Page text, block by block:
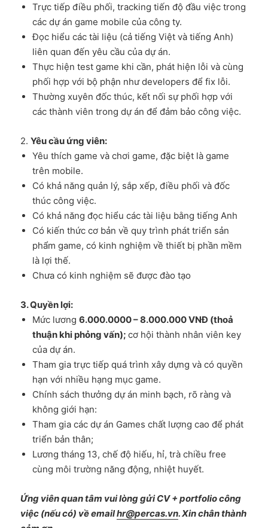
Trực tiếp điều phối, tracking tiến độ đầu việc trong
các dự án game mobile của công ty.
Đọc hiểu các tài liệu (cả tiếng Việt và tiếng Anh)
liên quan đến yêu cầu của dự án.
Thực hiện test game khi cần, phát hiện lỗi và cùng
phối hợp với bộ phận như developers để fix lỗi.
Thường xuyên đốc thúc, kết nối sự phối hợp với
các thành viên trong dự án để đảm bảo công việc.
2.Yêu cầu ứng viên:
Yêu thích game và chơi game, đặc biệt là game
trên mobile.
Có khả năng quản lý, sắp xếp, điều phối và đốc
thúc công việc.
Có khả năng đọc hiểu các tài liệu bằng tiếng Anh
Có kiến thức cơ bản về quy trình phát triển sản
phẩm game, có kinh nghiệm về thiết bị phần mềm
là lợi thế.
Chưa có kinh nghiệm sẽ được đào tạo
3. Quyền lợi:
Mức lương6.000.0000 – 8.000.000 VNĐ (thoả
thuận khi phỏng vấn);cơ hội thành nhân viên key
của dự án.
Tham gia trực tiếp quá trình xây dựng và có quyền
hạn với nhiều hạng mục game.
Chính sách thưởng dự án minh bạch, rõ ràng và
không giới hạn:
Tham gia các dự án Games chất lượng cao để phát
triển bản thân;
Lương tháng 13, chế độ hiếu, hỉ, trà chiều free
cùng môi trường năng động, nhiệt huyết.
Ứng viên quan tâm vui lòng gửi CV + portfolio công
việc (nếu có) về emailhr@percas.vn. Xin chân thành